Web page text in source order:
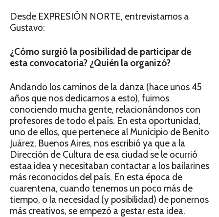
Desde EXPRESIÓN NORTE, entrevistamos a
Gustavo:
¿Cómo surgió la posibilidad de participar de
esta convocatoria? ¿Quién la organizó?
Andando los caminos de la danza (hace unos 45
años que nos dedicamos a esto), fuimos
conociendo mucha gente, relacionándonos con
profesores de todo el país. En esta oportunidad,
uno de ellos, que pertenece al Municipio de Benito
Juárez, Buenos Aires, nos escribió ya que a la
Dirección de Cultura de esa ciudad se le ocurrió
estaa idea y necesitaban contactar a los bailarines
más reconocidos del país. En esta época de
cuarentena, cuando tenemos un poco más de
tiempo, o la necesidad (y posibilidad) de ponernos
más creativos, se empezó a gestar esta idea.